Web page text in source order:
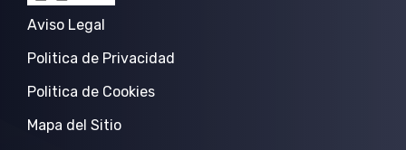
Aviso Legal
Politica de Privacidad
Politica de Cookies
Mapa del Sitio